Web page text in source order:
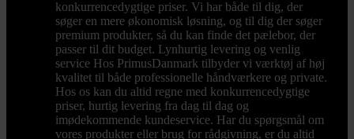
konkurrencedygtige priser. Vi har både til dig, der
søger en mere økonomisk løsning, og til dig der søger
premium produkter, så du kan finde det pælebor, der
passer til dit budget. Lynhurtig levering og venlig
service Hos PrimusDanmark tilbyder vi værktøj af høj
kvalitet til både professionelle håndværkere og private.
Hos os kan du altid regne med konkurrencedygtige
priser, hurtig levering fra dag til dag og
imødekommende kundeservice. Har du spørgsmål om
vores produkter eller brug for rådgivning, er du altid